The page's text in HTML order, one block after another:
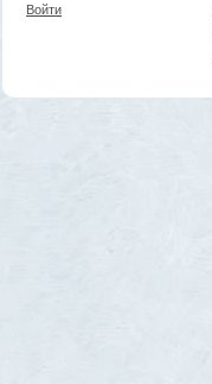
Войти